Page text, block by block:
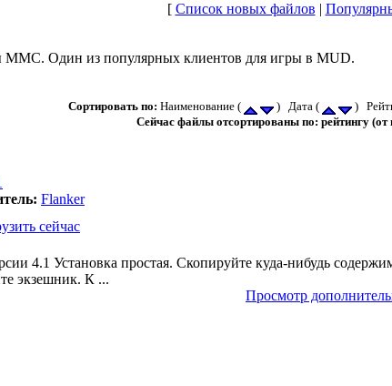
[ Список новых файлов |
Один из популярных клиентов для игры в MUD.
Сортировать по: Наименование ( ) Дата ( )
Сейчас файлы отсортированы по: рейтингу
Flanker
сейчас
4.1 Установка простая. Скопируйте куда-нибудь
экзешник. К ...
Просмотр